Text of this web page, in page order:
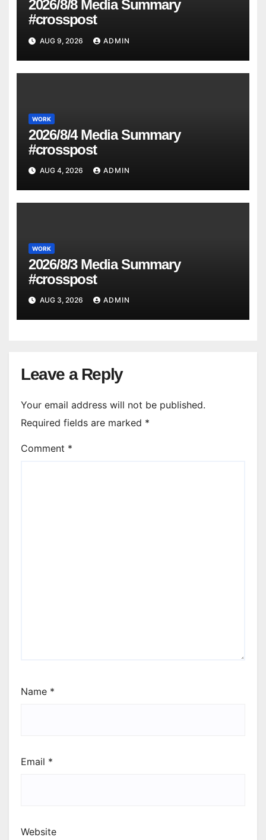
2026/8/8 Media Summary
#crosspost
AUG 9, 2026 ADMIN
WORK
2026/8/4 Media Summary
#crosspost
AUG 4, 2026 ADMIN
WORK
2026/8/3 Media Summary
#crosspost
AUG 3, 2026 ADMIN
Leave a Reply
Your email address will not be published.
Required fields are marked *
Comment *
Name *
Email *
Website